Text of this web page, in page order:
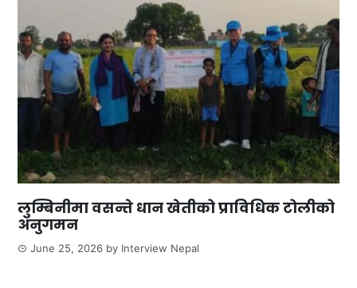
लुम्बिनीमा वसन्ते धान खेतीको प्राविधिक टोलीको
अनुगमन
June 25, 2026 by Interview Nepal